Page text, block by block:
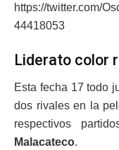
https://twitter.com/
44418053
Liderato color
Esta fecha 17 todo
dos rivales en la
respectivos
Malacateco.